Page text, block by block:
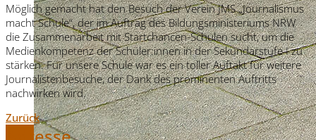
Möglich gemacht hat den Besuch der Verein JMS „Journalismus
macht Schule“, der im Auftrag des Bildungsministeriums NRW
die Zusammenarbeit mit Startchancen-Schulen sucht, um die
Medienkompetenz der Schüler:innen in der Sekundarstufe I zu
stärken. Für unsere Schule war es ein toller Auftakt für weitere
Journalistenbesuche, der Dank des prominenten Auftritts
nachwirken wird.
Zurück